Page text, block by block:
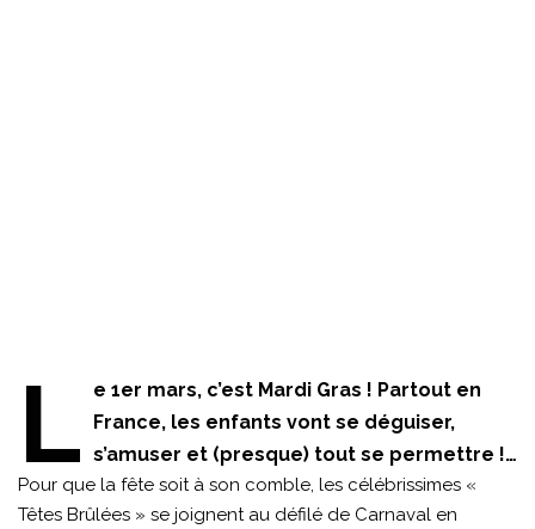
L
e 1er mars, c’est Mardi Gras ! Partout en
France, les enfants vont se déguiser,
s’amuser et (presque) tout se permettre !…
Pour que la fête soit à son comble, les célébrissimes «
Têtes Brûlées » se joignent au défilé de Carnaval en